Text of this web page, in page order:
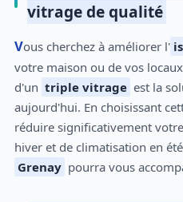
vitrage de qualité
Vous cherchez à améliorer l'
votre maison ou de vos
d'un triple vitrage est la
aujourd'hui. En choisissant
réduire significativement
hiver et de climatisation en
Grenay pourra vous